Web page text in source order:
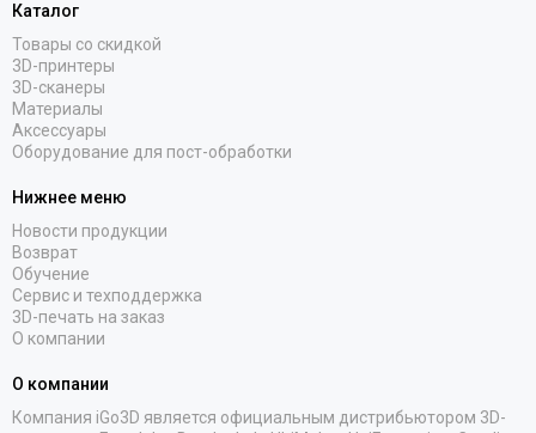
Каталог
Товары со скидкой
3D-принтеры
3D-сканеры
Материалы
Аксессуары
Оборудование для пост-обработки
Нижнее меню
Новости продукции
Возврат
Обучение
Сервис и техподдержка
3D-печать на заказ
О компании
О компании
Компания iGo3D является официальным дистрибьютором 3D-